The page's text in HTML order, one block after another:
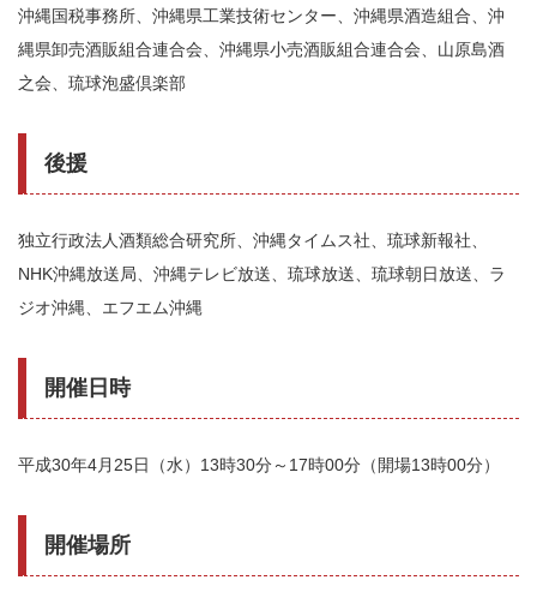
沖縄国税事務所、沖縄県工業技術センター、沖縄県酒造組合、沖
縄県卸売酒販組合連合会、沖縄県小売酒販組合連合会、山原島酒
之会、琉球泡盛倶楽部
後援
独立行政法人酒類総合研究所、沖縄タイムス社、琉球新報社、
NHK沖縄放送局、沖縄テレビ放送、琉球放送、琉球朝日放送、ラ
ジオ沖縄、エフエム沖縄
開催日時
平成30年4月25日（水）13時30分～17時00分（開場13時00分）
開催場所